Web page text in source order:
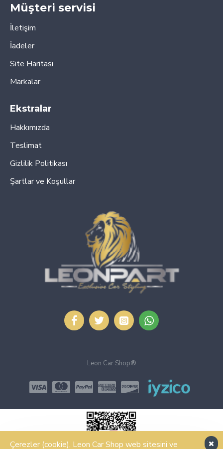
Müşteri servisi
İletişim
İadeler
Site Haritası
Markalar
Ekstralar
Hakkımızda
Teslimat
Gizlilik Politikası
Şartlar ve Koşullar
Leon Car Shop®
Çerezler (cookie), Leon Car Shop web sitesini ve